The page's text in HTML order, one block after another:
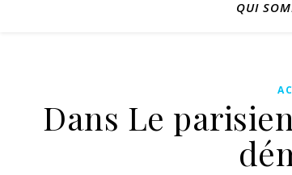
QUI
Dans Le